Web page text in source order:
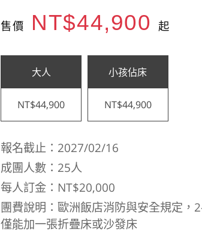
售價 NT$44,900起
大人
NT$44,900
小孩佔床
NT$44,900
報名截止：2027/02/16
成團人數：25人
每人訂金：NT$20,000
團費說明：歐洲飯店消防與安全規定，
僅能加一張折疊床或沙發床